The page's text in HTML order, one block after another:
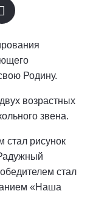
Родину.
возрастных
звена.
стал рисунок
стал
«Наша